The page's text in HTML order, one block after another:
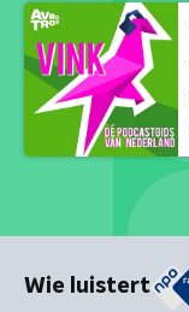
Wie luistert